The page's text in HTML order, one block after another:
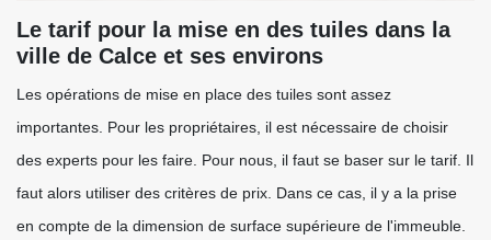
Le tarif pour la mise en des tuiles dans la
ville de Calce et ses environs
Les opérations de mise en place des tuiles sont assez
importantes. Pour les propriétaires, il est nécessaire de choisir
des experts pour les faire. Pour nous, il faut se baser sur le tarif. Il
faut alors utiliser des critères de prix. Dans ce cas, il y a la prise
en compte de la dimension de surface supérieure de l'immeuble.